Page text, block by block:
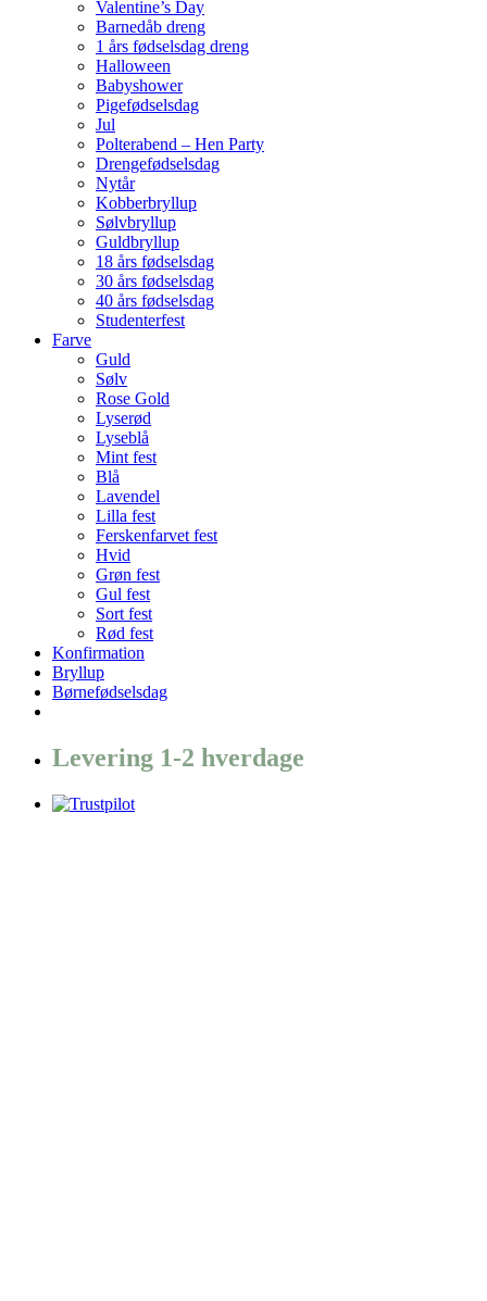
Valentine’s Day
Barnedåb dreng
1 års fødselsdag dreng
Halloween
Babyshower
Pigefødselsdag
Jul
Polterabend – Hen Party
Drengefødselsdag
Nytår
Kobberbryllup
Sølvbryllup
Guldbryllup
18 års fødselsdag
30 års fødselsdag
40 års fødselsdag
Studenterfest
Farve
Guld
Sølv
Rose Gold
Lyserød
Lyseblå
Mint fest
Blå
Lavendel
Lilla fest
Ferskenfarvet fest
Hvid
Grøn fest
Gul fest
Sort fest
Rød fest
Konfirmation
Bryllup
Børnefødselsdag
Levering 1-2 hverdage